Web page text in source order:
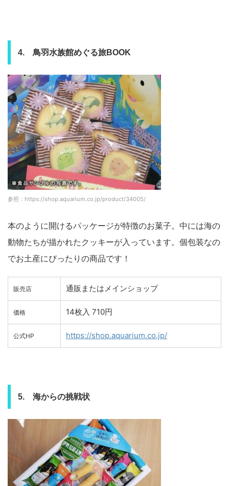
4. 鳥羽水族館めぐる旅BOOK
参照：https://shop.aquarium.co.jp/product/34005/
本のように開けるパッケージが特徴のお菓子。中には海の
動物たちが描かれたクッキーが入っています。個包装なの
でお土産にぴったりの商品です！
販売店 通販またはメインショップ
価格 14枚入 710円
公式HP https://shop.aquarium.co.jp/
5. 海からの挑戦状